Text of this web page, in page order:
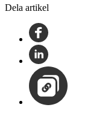
Dela artikel